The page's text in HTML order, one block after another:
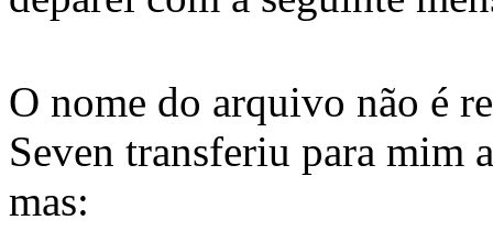
O nome do arquivo não é
Seven transferiu para mim
mas: